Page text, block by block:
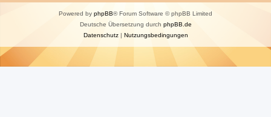
Powered by phpBB® Forum Software © phpBB Limited
Deutsche Übersetzung durch phpBB.de
Datenschutz| Nutzungsbedingungen